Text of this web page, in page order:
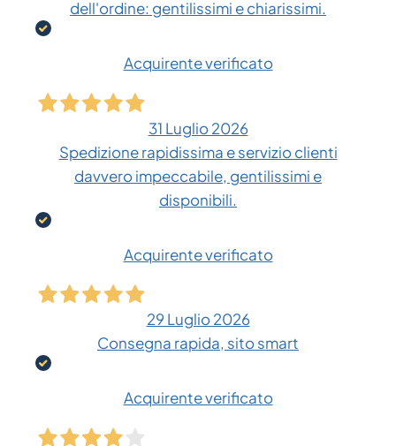
dell'ordine: gentilissimi e chiarissimi.
Acquirente verificato
31 Luglio 2026
Spedizione rapidissima e servizio clienti
davvero impeccabile, gentilissimi e
disponibili.
Acquirente verificato
29 Luglio 2026
Consegna rapida, sito smart
Acquirente verificato